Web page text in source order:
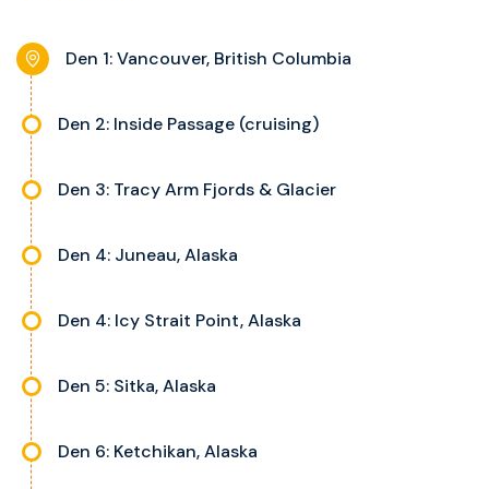
noční stolky, trezor a balkon s
výhledem, velikost kajuty a balkonu
Den 1: Vancouver, British Columbia
Den 2: Inside Passage (cruising)
Den 3: Tracy Arm Fjords & Glacier
Den 4: Juneau, Alaska
Den 4: Icy Strait Point, Alaska
Den 5: Sitka, Alaska
Den 6: Ketchikan, Alaska